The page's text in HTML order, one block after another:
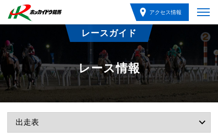
アクセス情報
レースガイド
レース情報